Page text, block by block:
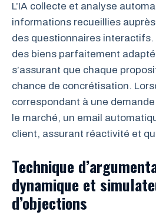
L’IA collecte et analyse
informations recueillies
des questionnaires interactifs.
des biens parfaitement
s’assurant que chaque
chance de concrétisation.
correspondant à une
le marché, un email
client, assurant réactivité et
Technique
dynamique et
d’objections